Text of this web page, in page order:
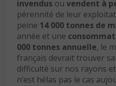
invendus ou vendent à
pérennité de leur
peine 14 000 tonnes de
année et une
000 tonnes annuelle, le
français devrait trouver
difficulté sur nos rayons
n’est hélas pas le cas